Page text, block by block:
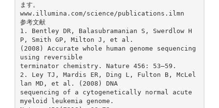
ます。
www.illumina.com/science/publications.ilmn
参考文献
1. Bentley DR, Balasubramanian S, Swerdlow H
P, Smith GP, Milton J, et al.
(2008) Accurate whole human genome sequencing
using reversible
terminator chemistry. Nature 456: 53–59.
2. Ley TJ, Mardis ER, Ding L, Fulton B, McLel
lan MD, et al. (2008) DNA
sequencing of a cytogenetically normal acute
myeloid leukemia genome.